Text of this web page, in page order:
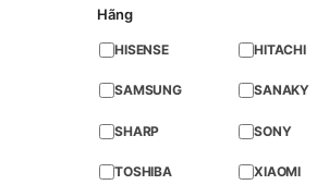
Hãng
HISENSE HITACHI
SAMSUNG SANAKY
SHARP SONY
TOSHIBA XIAOMI